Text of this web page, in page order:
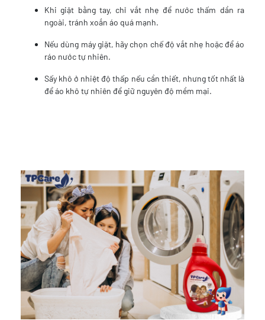
Khi giặt bằng tay, chỉ vắt nhẹ để nước thấm dần ra
ngoài, tránh xoắn áo quá mạnh.
Nếu dùng máy giặt, hãy chọn chế độ vắt nhẹ hoặc để áo
ráo nước tự nhiên.
Sấy khô ở nhiệt độ thấp nếu cần thiết, nhưng tốt nhất là
để áo khô tự nhiên để giữ nguyên độ mềm mại.